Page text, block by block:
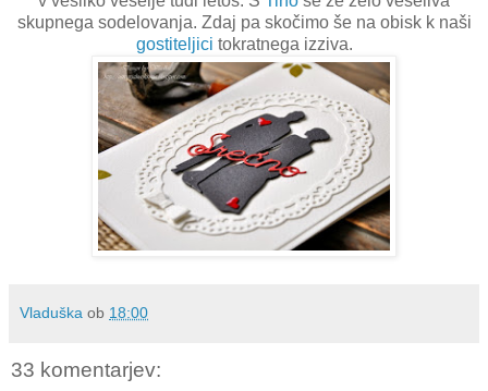
skupnega sodelovanja. Zdaj pa skočimo še na obisk k naši
gostiteljici tokratnega izziva.
Vladuška ob 18:00
33 komentarjev: